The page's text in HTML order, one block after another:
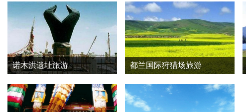
诺木洪遗址旅游 都兰国际狩猎场旅游